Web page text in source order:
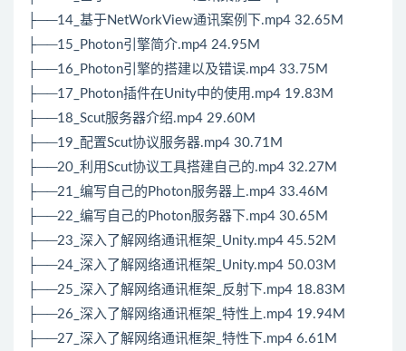
├──14_基于NetWorkView通讯案例下.mp4 32.65M
├──15_Photon引擎简介.mp4 24.95M
├──16_Photon引擎的搭建以及错误.mp4 33.75M
├──17_Photon插件在Unity中的使用.mp4 19.83M
├──18_Scut服务器介绍.mp4 29.60M
├──19_配置Scut协议服务器.mp4 30.71M
├──20_利用Scut协议工具搭建自己的.mp4 32.27M
├──21_编写自己的Photon服务器上.mp4 33.46M
├──22_编写自己的Photon服务器下.mp4 30.65M
├──23_深入了解网络通讯框架_ Unity.mp4 45.52M
├──24_深入了解网络通讯框架_Unity.mp4 50.03M
├──25_深入了解网络通讯框架_反射下.mp4 18.83M
├──26_深入了解网络通讯框架_特性上.mp4 19.94M
├──27_深入了解网络通讯框架_特性下.mp4 6.61M